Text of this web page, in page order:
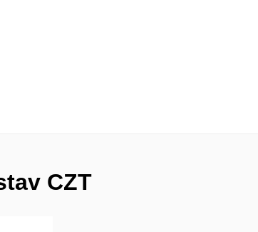
CZT